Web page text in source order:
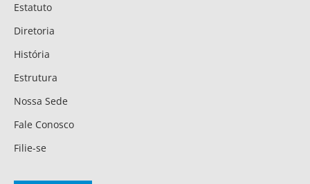
Estatuto
Diretoria
História
Estrutura
Nossa Sede
Fale Conosco
Filie-se